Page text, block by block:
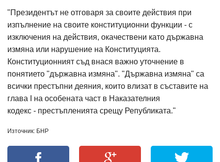
"Президентът не отговаря за своите действия при
изпълнение на своите конституционни функции - с
изключения на действия, окачествени като държавна
измяна или нарушение на Конституцията.
Конституционният съд внася важно уточнение в
понятието "държавна измяна". "Държавна измяна" са
всички престъпни деяния, които влизат в съставите на
глава I на особената част в Наказателния
кодекс - престъпленията срещу Републиката."
Източник: БНР